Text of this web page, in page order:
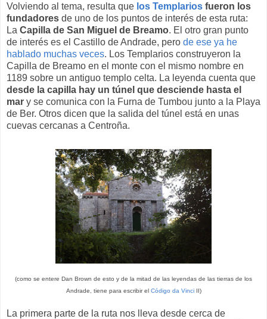
Volviendo al tema, resulta que los Templarios fueron los
fundadores de uno de los puntos de interés de esta ruta:
La Capilla de San Miguel de Breamo. El otro gran punto
de interés es el Castillo de Andrade, pero de ese ya he
hablado muchas veces. Los Templarios construyeron la
Capilla de Breamo en el monte con el mismo nombre en
1189 sobre un antiguo templo celta. La leyenda cuenta que
desde la capilla hay un túnel que desciende hasta el
mar y se comunica con la Furna de Tumbou junto a la Playa
de Ber. Otros dicen que la salida del túnel está en unas
cuevas cercanas a Centroña.
(como se entere Dan Brown de esto y de la mitad de las leyendas de las tierras de los
Andrade, tiene para escribir el Código da VinciII)
La primera parte de la ruta nos lleva desde cerca de